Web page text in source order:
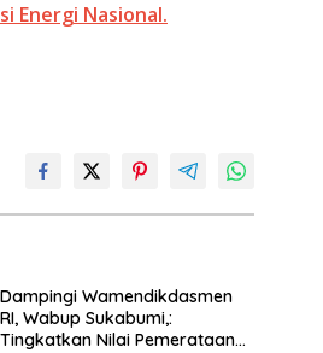
Energi Nasional.
Dampingi Wamendikdasmen
RI, Wabup Sukabumi,:
Tingkatkan Nilai Pemerataan